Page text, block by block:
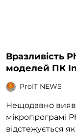
Вразливість
моделей ПК
ProIT NEWS
Нещодавно
мікропрограмі
відстежується